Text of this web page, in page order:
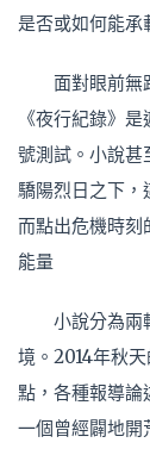
是否或如何能承
面對眼前無
《夜行紀錄》
號測試。小說甚
驕陽烈日之下，
而點出危機時刻
能量
小說分為兩
境。2014年秋
點，各種報導論
一個曾經闢地開